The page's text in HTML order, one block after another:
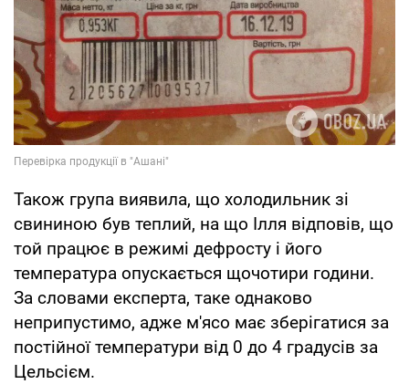
Також група виявила, що холодильник зі
свининою був теплий, на що Ілля відповів, що
той працює в режимі дефросту і його
температура опускається щочотири години.
За словами експерта, таке однаково
неприпустимо, адже м'ясо має зберігатися за
постійної температури від 0 до 4 градусів за
Цельсієм.